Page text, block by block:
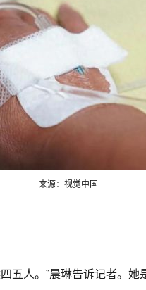
来源：视觉中国
五人。”晨琳告诉记者。